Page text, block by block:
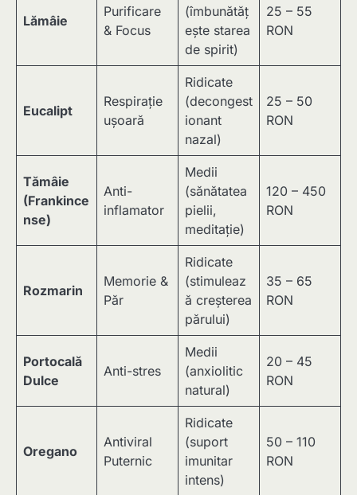
Lămâie
Purificare
& Focus
(îmbunătăț
ește starea
de spirit)
25 – 55
RON
Eucalipt
Respirație
ușoară
Ridicate
(decongest
ionant
nazal)
25 – 50
RON
Tămâie
(Frankince
nse)
Anti-
inflamator
Medii
(sănătatea
pielii,
meditație)
120 – 450
RON
Rozmarin
Memorie &
Păr
Ridicate
(stimuleaz
ă creșterea
părului)
35 – 65
RON
Portocală
Dulce
Anti-stres
Medii
(anxiolitic
natural)
20 – 45
RON
Oregano
Antiviral
Puternic
Ridicate
(suport
imunitar
intens)
50 – 110
RON